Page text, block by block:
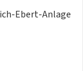
Ebert-Anlage